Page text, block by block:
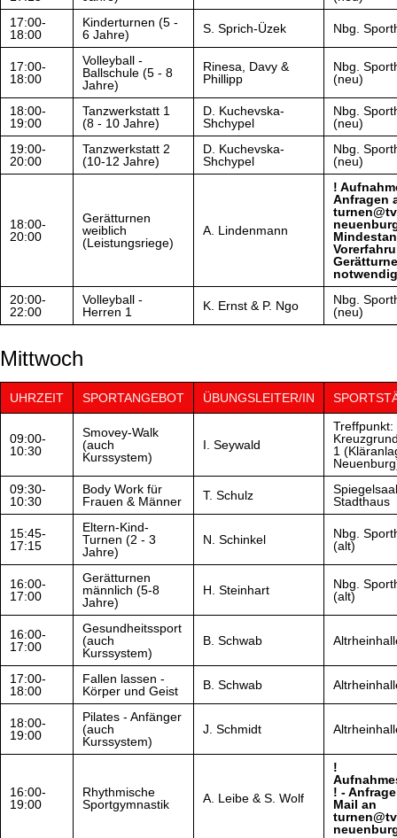
17:00-
18:00
Kinderturnen (5 -
6 Jahre)
S. Sprich-Üzek Nbg.
17:00-
18:00
Volleyball -
Ballschule (5 - 8
Jahre)
Rinesa, Davy &
Phillipp
Nbg.
(neu)
18:00-
19:00
Tanzwerkstatt 1
(8 - 10 Jahre)
D. Kuchevska-
Shchypel
Nbg.
(neu)
19:00-
20:00
Tanzwerkstatt 2
(10-12 Jahre)
D. Kuchevska-
Shchypel
Nbg.
(neu)
18:00-
20:00
Gerätturnen
weiblich
(Leistungsriege)
A. Lindenmann
!
Anfragen
20:00-
22:00
Volleyball -
Herren 1
K. Ernst & P. Ngo
Nbg.
(neu)
Mittwoch
UHRZEIT SPORTANGEBOT ÜBUNGSLEITER/IN
09:00-
10:30
Smovey-Walk
(auch
Kurssystem)
I. Seywald
Treffpunkt:
1
09:30-
10:30
Body Work für
Frauen & Männer
T. Schulz
Spiegelsaal
Stadthaus
15:45-
17:15
Eltern-Kind-
Turnen (2 - 3
Jahre)
N. Schinkel
Nbg.
(alt)
16:00-
17:00
Gerätturnen
männlich (5-8
Jahre)
H. Steinhart
Nbg.
(alt)
16:00-
17:00
Gesundheitssport
(auch
Kurssystem)
B. Schwab
17:00-
18:00
Fallen lassen -
Körper und Geist
B. Schwab
18:00-
19:00
Pilates - Anfänger
(auch
Kurssystem)
J. Schmidt
16:00-
19:00
Rhythmische
Sportgymnastik
A. Leibe & S. Wolf
!
! -
Mail an